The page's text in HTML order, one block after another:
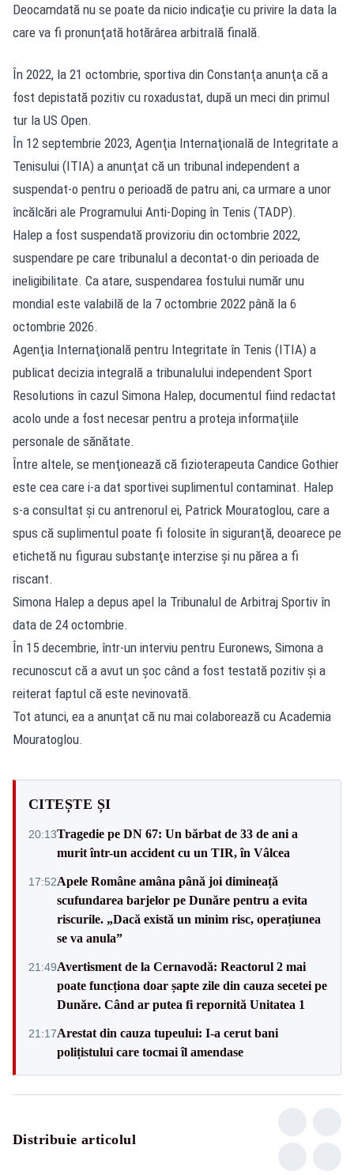
Deocamdată nu se poate da nicio indicaţie cu privire la data la
care va fi pronunţată hotărârea arbitrală finală.
În 2022, la 21 octombrie, sportiva din Constanţa anunţa că a
fost depistată pozitiv cu roxadustat, după un meci din primul
tur la US Open.
În 12 septembrie 2023, Agenţia Internaţională de Integritate a
Tenisului (ITIA) a anunţat că un tribunal independent a
suspendat-o pentru o perioadă de patru ani, ca urmare a unor
încălcări ale Programului Anti-Doping în Tenis (TADP).
Halep a fost suspendată provizoriu din octombrie 2022,
suspendare pe care tribunalul a decontat-o din perioada de
ineligibilitate. Ca atare, suspendarea fostului număr unu
mondial este valabilă de la 7 octombrie 2022 până la 6
octombrie 2026.
Agenţia Internaţională pentru Integritate în Tenis (ITIA) a
publicat decizia integrală a tribunalului independent Sport
Resolutions în cazul Simona Halep, documentul fiind redactat
acolo unde a fost necesar pentru a proteja informaţiile
personale de sănătate.
Între altele, se menţionează că fizioterapeuta Candice Gothier
este cea care i-a dat sportivei suplimentul contaminat. Halep
s-a consultat şi cu antrenorul ei, Patrick Mouratoglou, care a
spus că suplimentul poate fi folosite în siguranţă, deoarece pe
etichetă nu figurau substanţe interzise şi nu părea a fi
riscant.
Simona Halep a depus apel la Tribunalul de Arbitraj Sportiv în
data de 24 octombrie.
În 15 decembrie, într-un interviu pentru Euronews, Simona a
recunoscut că a avut un şoc când a fost testată pozitiv şi a
reiterat faptul că este nevinovată.
Tot atunci, ea a anunţat că nu mai colaborează cu Academia
Mouratoglou.
CITEȘTE ȘI
20:13Tragedie pe DN 67: Un bărbat de 33 de ani a
murit într-un accident cu un TIR, în Vâlcea
17:52Apele Române amâna până joi dimineață
scufundarea barjelor pe Dunăre pentru a evita
riscurile. „Dacă există un minim risc, operațiunea
se va anula”
21:49Avertisment de la Cernavodă: Reactorul 2 mai
poate funcționa doar șapte zile din cauza secetei pe
Dunăre. Când ar putea fi repornită Unitatea 1
21:17Arestat din cauza tupeului: I-a cerut bani
polițistului care tocmai îl amendase
Distribuie articolul